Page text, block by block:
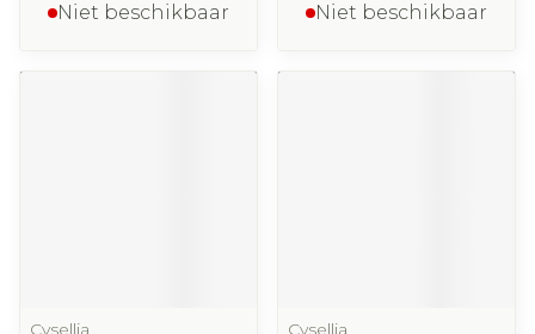
Niet beschikbaar Niet beschikbaar
Cysellia Cysellia